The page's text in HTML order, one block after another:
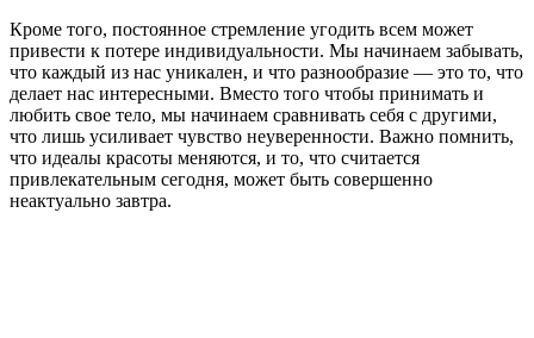
Кроме того, постоянное стремление угодить всем может
привести к потере индивидуальности. Мы начинаем забывать,
что каждый из нас уникален, и что разнообразие — это то, что
делает нас интересными. Вместо того чтобы принимать и
любить свое тело, мы начинаем сравнивать себя с другими,
что лишь усиливает чувство неуверенности. Важно помнить,
что идеалы красоты меняются, и то, что считается
привлекательным сегодня, может быть совершенно
неактуально завтра.